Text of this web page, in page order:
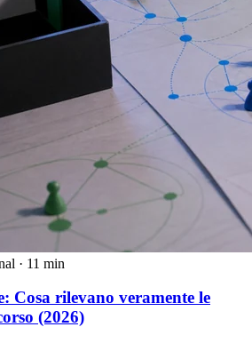
· 11 min
Cosa rilevano veramente le
(2026)